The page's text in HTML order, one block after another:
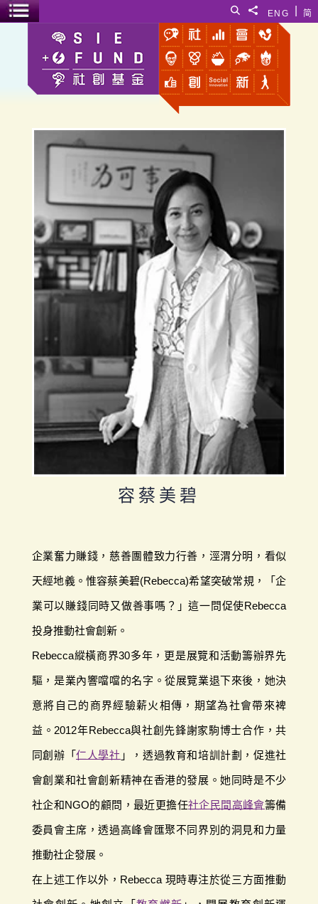
简
ENG
分享給
搜尋
選單開關
容蔡美碧
企業奮力賺錢，慈善團體致力行善，涇渭分明，看似
天經地義。惟容蔡美碧(Rebecca)希望突破常規，「企
業可以賺錢同時又做善事嗎？」這一問促使Rebecca
投身推動社會創新。
Rebecca縱橫商界30多年，更是展覽和活動籌辦界先
驅，是業內響噹噹的名字。從展覽業退下來後，她決
意將自己的商界經驗薪火相傳，期望為社會帶來裨
益。2012年Rebecca與社創先鋒謝家駒博士合作，共
同創辦「仁人學社 」，透過教育和培訓計劃，促進社
會創業和社會創新精神在香港的發展。她同時是不少
社企和NGO的顧問，最近更擔任社企民間高峰會籌備
委員會主席，透過高峰會匯聚不同界別的洞見和力量
推動社企發展。
在上述工作以外，Rebecca 現時專注於從三方面推動